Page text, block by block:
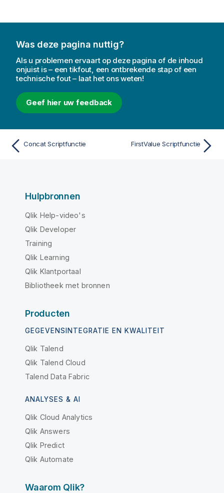
Was deze pagina nuttig?
Als u problemen ervaart op deze pagina of de inhoud
onjuist is – een tikfout, een ontbrekende stap of een
technische fout – laat het ons weten!
Geef hier uw feedback
Concat Scriptfunctie FirstValue Scriptfunctie
Hulpbronnen
Qlik Help-video's
Qlik Developer
Training
Qlik Learning
Qlik Klantportaal
Bibliotheek met bronnen
Producten
GEGEVENSINTEGRATIE EN KWALITEIT
Qlik Talend
Qlik Talend Cloud
Talend Data Fabric
ANALYSES & AI
Qlik Cloud Analytics
Qlik Answers
Qlik Predict
Qlik Automate
Waarom Qlik?